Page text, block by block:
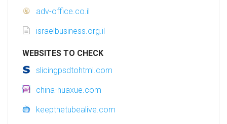
adv-office.co.il
israelbusiness.org.il
WEBSITES TO CHECK
slicingpsdtohtml.com
china-huaxue.com
keepthetubealive.com